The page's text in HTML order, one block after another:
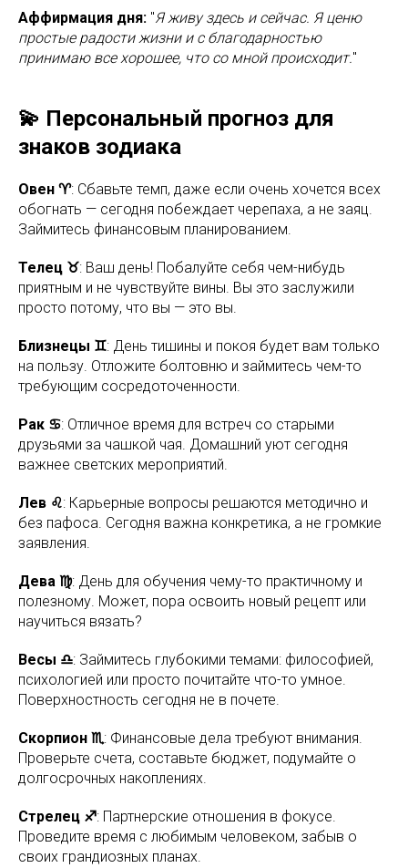
Аффирмация дня: "Я живу здесь и сейчас. Я ценю
простые радости жизни и с благодарностью
принимаю все хорошее, что со мной происходит."
💫 Персональный прогноз для
знаков зодиака
Овен ♈: Сбавьте темп, даже если очень хочется всех
обогнать — сегодня побеждает черепаха, а не заяц.
Займитесь финансовым планированием.
Телец ♉: Ваш день! Побалуйте себя чем-нибудь
приятным и не чувствуйте вины. Вы это заслужили
просто потому, что вы — это вы.
Близнецы ♊: День тишины и покоя будет вам только
на пользу. Отложите болтовню и займитесь чем-то
требующим сосредоточенности.
Рак ♋: Отличное время для встреч со старыми
друзьями за чашкой чая. Домашний уют сегодня
важнее светских мероприятий.
Лев ♌: Карьерные вопросы решаются методично и
без пафоса. Сегодня важна конкретика, а не громкие
заявления.
Дева ♍: День для обучения чему-то практичному и
полезному. Может, пора освоить новый рецепт или
научиться вязать?
Весы ♎: Займитесь глубокими темами: философией,
психологией или просто почитайте что-то умное.
Поверхностность сегодня не в почете.
Скорпион ♏: Финансовые дела требуют внимания.
Проверьте счета, составьте бюджет, подумайте о
долгосрочных накоплениях.
Стрелец ♐: Партнерские отношения в фокусе.
Проведите время с любимым человеком, забыв о
своих грандиозных планах.